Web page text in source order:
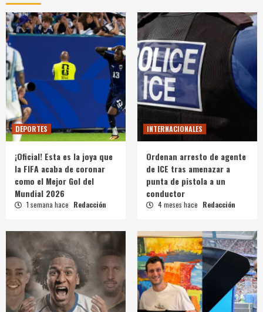
DEPORTES
¡Oficial! Esta es la joya que
la FIFA acaba de coronar
como el Mejor Gol del
Mundial 2026
1 semana hace Redacción
INTERNACIONALES
Ordenan arresto de agente
de ICE tras amenazar a
punta de pistola a un
conductor
4 meses hace Redacción